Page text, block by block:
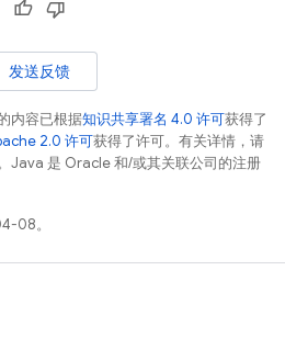
发送反馈
内容已根据知识共享署名 4.0 许可获得了
2.0 许可获得了许可。有关详情，请
Java 是 Oracle 和/或其关联公司的注册
08。